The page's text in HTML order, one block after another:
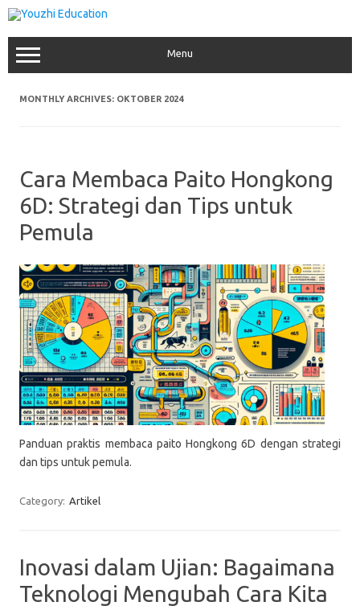
Skip
to
content
Menu
MONTHLY ARCHIVES: OKTOBER 2024
Cara Membaca Paito Hongkong
6D: Strategi dan Tips untuk
Pemula
Panduan praktis membaca paito Hongkong 6D dengan strategi
dan tips untuk pemula.
Category: Artikel
Inovasi dalam Ujian: Bagaimana
Teknologi Mengubah Cara Kita